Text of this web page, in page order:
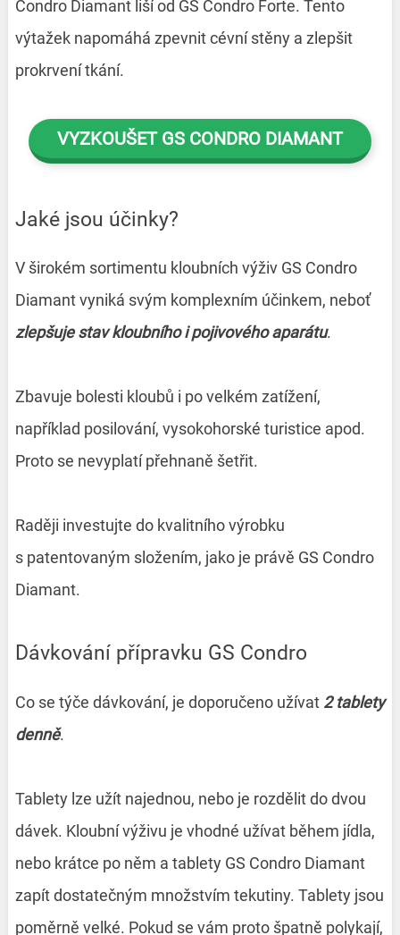
Condro Diamant liší od GS Condro Forte. Tento
výtažek napomáhá zpevnit cévní stěny a zlepšit
prokrvení tkání.
VYZKOUŠET GS CONDRO DIAMANT
Jaké jsou účinky?
V širokém sortimentu kloubních výživ GS Condro
Diamant vyniká svým komplexním účinkem, neboť
zlepšuje stav kloubního i pojivového aparátu.
Zbavuje bolesti kloubů i po velkém zatížení,
například posilování, vysokohorské turistice apod.
Proto se nevyplatí přehnaně šetřit.
Raději investujte do kvalitního výrobku
s patentovaným složením, jako je právě GS Condro
Diamant.
Dávkování přípravku GS Condro
Co se týče dávkování, je doporučeno užívat 2 tablety
denně.
Tablety lze užít najednou, nebo je rozdělit do dvou
dávek. Kloubní výživu je vhodné užívat během jídla,
nebo krátce po něm a tablety GS Condro Diamant
zapít dostatečným množstvím tekutiny. Tablety jsou
poměrně velké. Pokud se vám proto špatně polykají,